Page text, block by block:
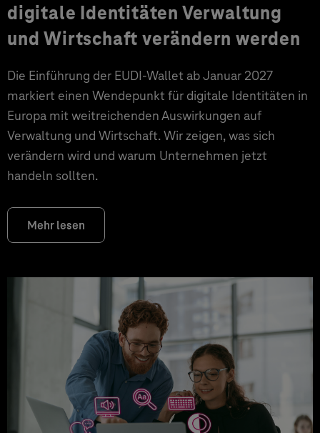
digitale Identitäten Verwaltung
und Wirtschaft verändern werden
Die Einführung der EUDI-Wallet ab Januar 2027
markiert einen Wendepunkt für digitale Identitäten in
Europa mit weitreichenden Auswirkungen auf
Verwaltung und Wirtschaft. Wir zeigen, was sich
verändern wird und warum Unternehmen jetzt
handeln sollten.
Mehr lesen